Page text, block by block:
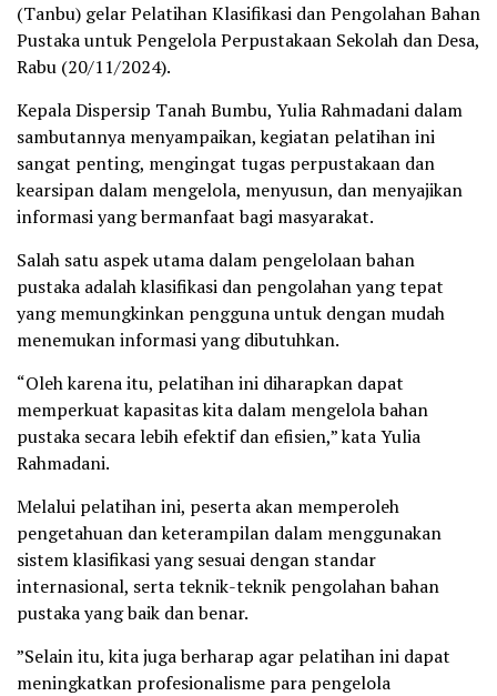
(Tanbu) gelar Pelatihan Klasifikasi dan Pengolahan Bahan
Pustaka untuk Pengelola Perpustakaan Sekolah dan Desa,
Rabu (20/11/2024).
Kepala Dispersip Tanah Bumbu, Yulia Rahmadani dalam
sambutannya menyampaikan, kegiatan pelatihan ini
sangat penting, mengingat tugas perpustakaan dan
kearsipan dalam mengelola, menyusun, dan menyajikan
informasi yang bermanfaat bagi masyarakat.
Salah satu aspek utama dalam pengelolaan bahan
pustaka adalah klasifikasi dan pengolahan yang tepat
yang memungkinkan pengguna untuk dengan mudah
menemukan informasi yang dibutuhkan.
“Oleh karena itu, pelatihan ini diharapkan dapat
memperkuat kapasitas kita dalam mengelola bahan
pustaka secara lebih efektif dan efisien,” kata Yulia
Rahmadani.
Melalui pelatihan ini, peserta akan memperoleh
pengetahuan dan keterampilan dalam menggunakan
sistem klasifikasi yang sesuai dengan standar
internasional, serta teknik-teknik pengolahan bahan
pustaka yang baik dan benar.
”Selain itu, kita juga berharap agar pelatihan ini dapat
meningkatkan profesionalisme para pengelola